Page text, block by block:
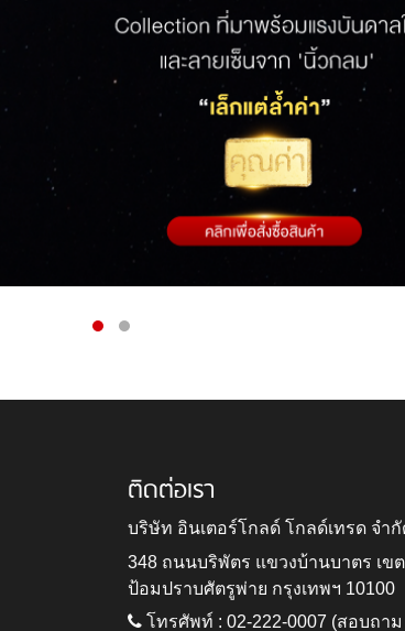
ติดต่อเรา
บริษัท อินเตอร์โกลด์ โกลด์เทรด จำ
348 ถนนบริพัตร แขวงบ้านบาตร เขต
ป้อมปราบศัตรูพ่าย กรุงเทพฯ 10100
โทรศัพท์ : 02-222-0007 (สอบถาม